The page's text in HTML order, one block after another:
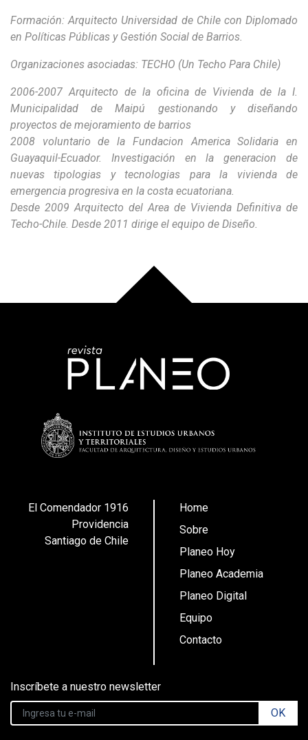
Formación: Arquitecto Universidad de Chile con Diplomado
en Políticas Públicas y Gestión Social de Barrios.
Organizaciones asociadas: TECHO (Un Techo Para Chile)
2006-2007 Arquitecto de la oficina de Vivienda de la I.
Municipalidad de Maipú gestionando y diseñando
proyectos de mejoramiento de barrios
2008 voluntario de la Fundacion America Solidaria en
Guayaquil-Ecuador. Investigación en la generacion de
nuevas tipologias y tecnologias para la vivienda de
emergencia progresiva en la costa ecuatoriana.
Desde 2009 Arquitecto del Area de Vivienda Definitiva de
Techo-Chile. Desde 2011 dirige el equipo de Diseño.
El Comendador 1916
Providencia
Santiago de Chile
Home
Sobre
Planeo Hoy
Planeo Academia
Planeo Digital
Equipo
Contacto
Inscríbete a nuestro newsletter
OK